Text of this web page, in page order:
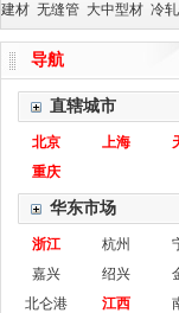
建材 无缝管 大中型材 冷
导航
直辖城市
北京 上海
重庆
华东市场
浙江 杭州
嘉兴
绍兴
北仑港
江西